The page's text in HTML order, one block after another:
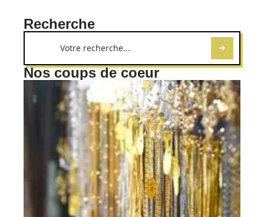
Recherche
Nos coups de coeur